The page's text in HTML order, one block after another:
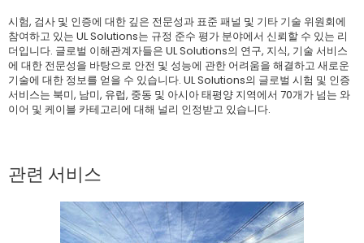
시험, 검사 및 인증에 대한 깊은 전문성과 표준 패널 및 기타 기술 위원회에
참여하고 있는 UL Solutions는 규정 준수 평가 분야에서 신뢰할 수 있는 리
더입니다. 글로벌 이해관계자들은 UL Solutions의 연구, 지식, 기술 서비스
에 대한 전문성을 바탕으로 안전 및 성능에 관한 어려움을 해결하고 새로운
기술에 대한 정보를 얻을 수 있습니다. UL Solutions의 글로벌 시험 및 인증
서비스는 북미, 남미, 유럽, 중동 및 아시아 태평양 지역에서 70개가 넘는 와
이어 및 케이블 카테고리에 대해 널리 인정받고 있습니다.
관련 서비스